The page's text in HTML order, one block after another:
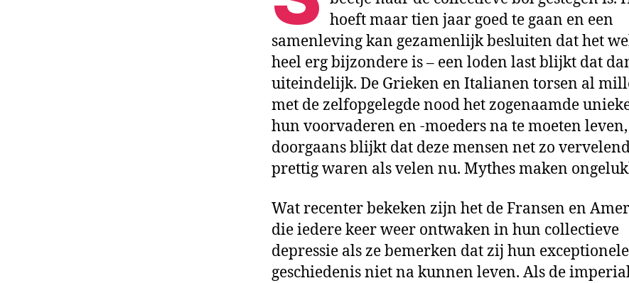
hoeft maar tien jaar goed te gaan en een
samenleving kan gezamenlijk besluiten dat het
heel erg bijzondere is – een loden last blijkt dat
uiteindelijk. De Grieken en Italianen torsen al
met de zelfopgelegde nood het zogenaamde
hun voorvaderen en -moeders na te moeten
doorgaans blijkt dat deze mensen net zo
prettig waren als velen nu. Mythes maken
Wat recenter bekeken zijn het de Fransen en
die iedere keer weer ontwaken in hun collectieve
depressie als ze bemerken dat zij hun exceptionele
geschiedenis niet na kunnen leven. Als de